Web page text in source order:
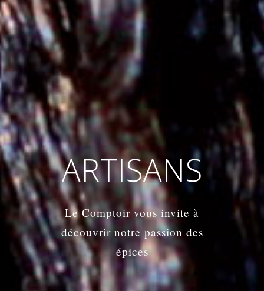
ARTISANS
Le Comptoir vous invite à
découvrir notre passion des
épices